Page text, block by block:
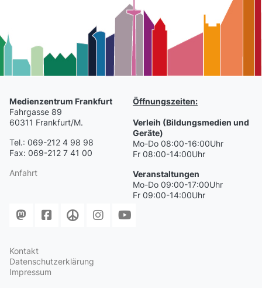
Medienzentrum Frankfurt
Fahrgasse 89
60311 Frankfurt/M.
Tel.: 069-212 4 98 98
Fax: 069-212 7 41 00
Anfahrt
Öffnungszeiten:
Verleih (Bildungsmedien und
Geräte)
Mo-Do 08:00-16:00Uhr
Fr 08:00-14:00Uhr
Veranstaltungen
Mo-Do 09:00-17:00Uhr
Fr 09:00-14:00Uhr
Kontakt
Datenschutzerklärung
Impressum